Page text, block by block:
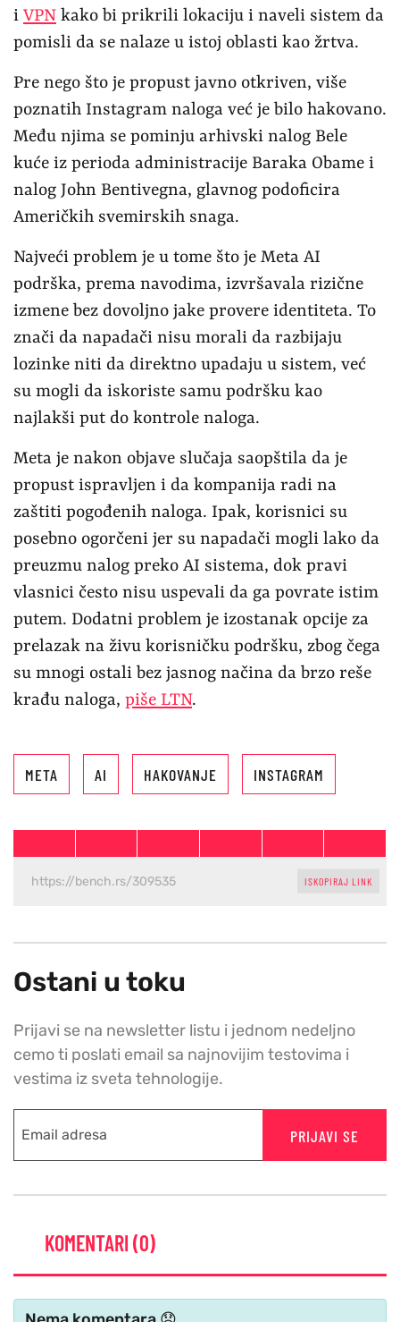
i VPN kako bi prikrili lokaciju i naveli sistem da
pomisli da se nalaze u istoj oblasti kao žrtva.
Pre nego što je propust javno otkriven, više
poznatih Instagram naloga već je bilo hakovano.
Među njima se pominju arhivski nalog Bele
kuće iz perioda administracije Baraka Obame i
nalog John Bentivegna, glavnog podoficira
Američkih svemirskih snaga.
Najveći problem je u tome što je Meta AI
podrška, prema navodima, izvršavala rizične
izmene bez dovoljno jake provere identiteta. To
znači da napadači nisu morali da razbijaju
lozinke niti da direktno upadaju u sistem, već
su mogli da iskoriste samu podršku kao
najlakši put do kontrole naloga.
Meta je nakon objave slučaja saopštila da je
propust ispravljen i da kompanija radi na
zaštiti pogođenih naloga. Ipak, korisnici su
posebno ogorčeni jer su napadači mogli lako da
preuzmu nalog preko AI sistema, dok pravi
vlasnici često nisu uspevali da ga povrate istim
putem. Dodatni problem je izostanak opcije za
prelazak na živu korisničku podršku, zbog čega
su mnogi ostali bez jasnog načina da brzo reše
krađu naloga, piše LTN.
META AI HAKOVANJE INSTAGRAM
ISKOPIRAJ LINK
Ostani u toku
Prijavi se na newsletter listu i jednom nedeljno
cemo ti poslati email sa najnovijim testovima i
vestima iz sveta tehnologije.
PRIJAVI SE
KOMENTARI (0)